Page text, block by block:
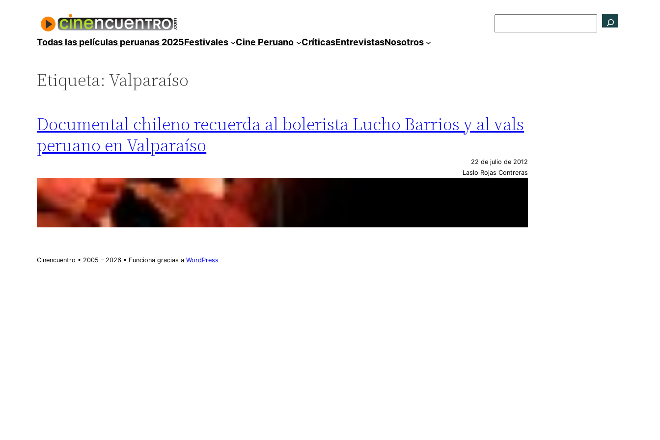
contenidoTodas las películas peruanas 2025Festivales Cine Peruano CríticasEntrevistasNosotros
Etiqueta:Valparaíso
Documental chileno recuerda al bolerista Lucho Barrios y al vals
peruano en Valparaíso
22 de julio de 2012
Laslo Rojas Contreras
Cinencuentro • 2005 – 2026 • Funciona gracias aWordPress